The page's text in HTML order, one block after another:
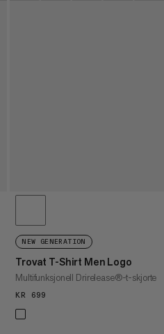
NEW GENERATION
Trovat T-Shirt Men Logo
Multifunksjonell Drirelease®-t-skjorte
KR 699